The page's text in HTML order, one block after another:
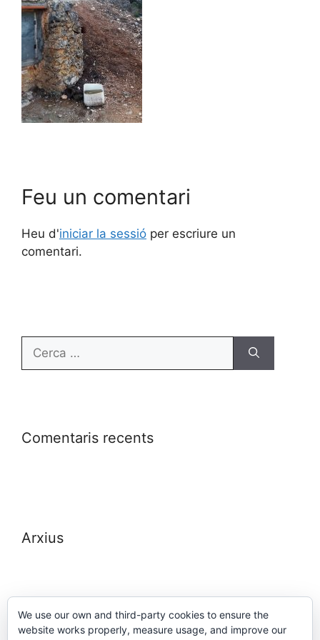
Feu un comentari
Heu d'iniciar la sessió per escriure un
comentari.
Comentaris recents
Arxius
We use our own and third-party cookies to ensure the
website works properly, measure usage, and improve our